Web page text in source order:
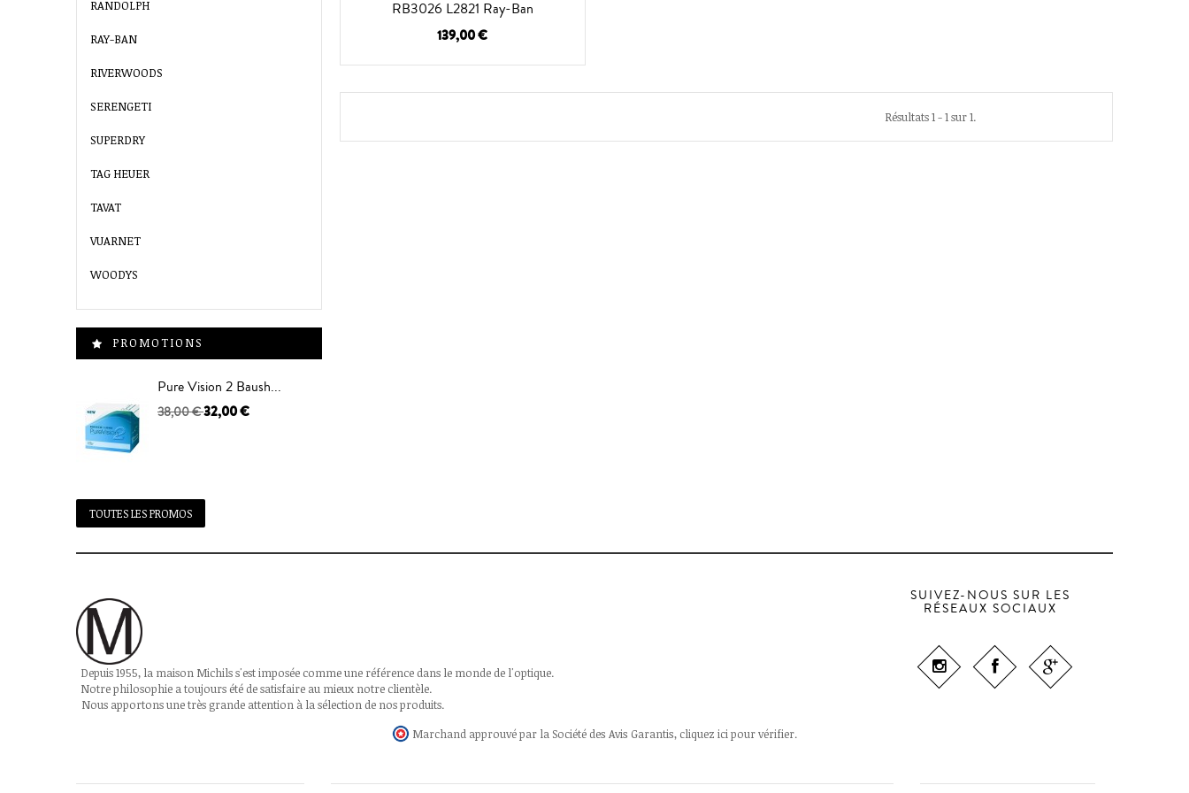
RANDOLPH
RAY-BAN
RIVERWOODS
SERENGETI
SUPERDRY
TAG HEUER
TAVAT
VUARNET
WOODYS
PROMOTIONS
Pure Vision 2 Baush...
38,00 €32,00 €
TOUTES LES PROMOS
RB3026 L2821 Ray-Ban
139,00 €
Résultats 1 - 1 sur 1.
Depuis 1955, la maison Michils s'est imposée comme une référence dans le monde de l'optique.
Notre philosophie a toujours été de satisfaire au mieux notre clientèle.
Nous apportons une très grande attention à la sélection de nos produits.
SUIVEZ-NOUS SUR LES
RÉSEAUX SOCIAUX
Marchand approuvé par la Société des Avis Garantis, cliquez ici pour vérifier.